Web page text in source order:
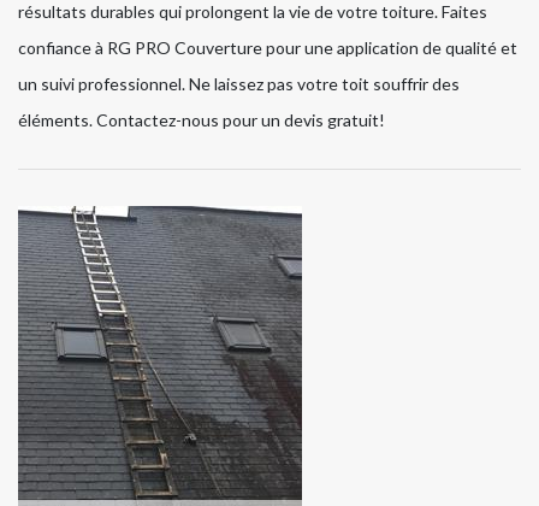
résultats durables qui prolongent la vie de votre toiture. Faites
confiance à RG PRO Couverture pour une application de qualité et
un suivi professionnel. Ne laissez pas votre toit souffrir des
éléments. Contactez-nous pour un devis gratuit!